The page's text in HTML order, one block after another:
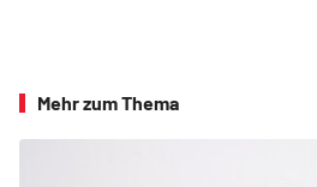
Mehr zum Thema